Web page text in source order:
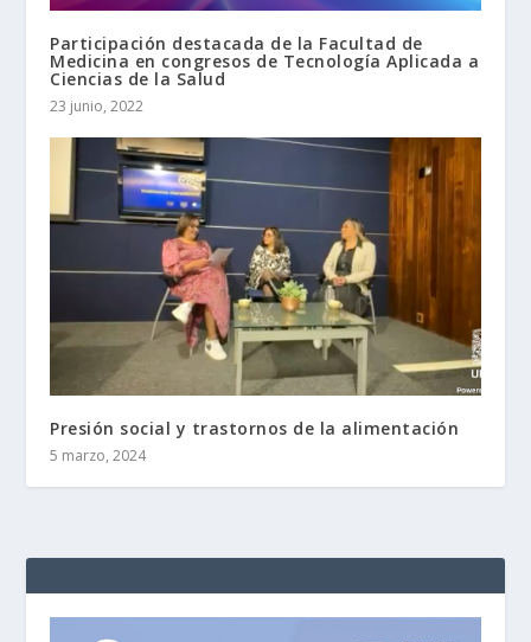
Participación destacada de la Facultad de
Medicina en congresos de Tecnología Aplicada a
Ciencias de la Salud
23 junio, 2022
Presión social y trastornos de la alimentación
5 marzo, 2024